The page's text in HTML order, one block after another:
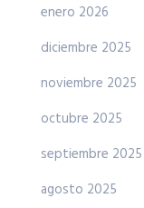
enero 2026
diciembre 2025
noviembre 2025
octubre 2025
septiembre 2025
agosto 2025